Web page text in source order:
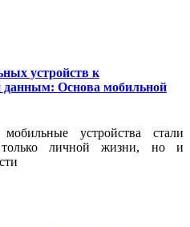
устройств к
Основа мобильной
устройства стали
личной жизни, но и